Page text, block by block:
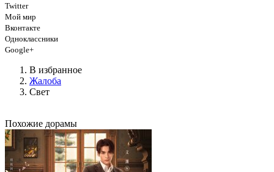
Twitter
Мой мир
Вконтакте
Одноклассники
Google+
В избранное
Жалоба
Свет
Похожие дорамы